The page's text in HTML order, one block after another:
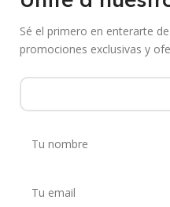
Sé el primero en enterarte
promociones exclusivas y